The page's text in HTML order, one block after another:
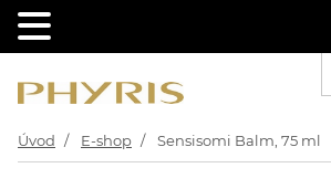
Úvod E-shop Sensisomi Balm, 75 ml